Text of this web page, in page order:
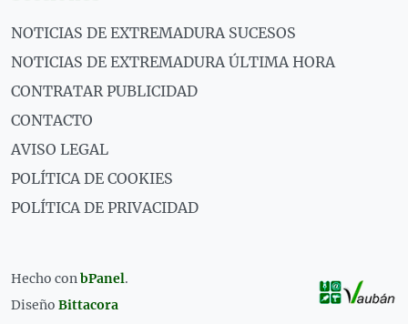
NOTICIAS DE EXTREMADURA SUCESOS
NOTICIAS DE EXTREMADURA ÚLTIMA HORA
CONTRATAR PUBLICIDAD
CONTACTO
AVISO LEGAL
POLÍTICA DE COOKIES
POLÍTICA DE PRIVACIDAD
Hecho conbPanel.
Diseño Bittacora